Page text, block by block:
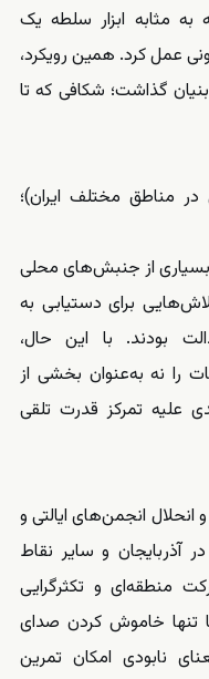
به‌ مثابه ابزار سلطه یک
عمل کرد. همین رویکرد،
گذاشت؛ شکافی که تا
مناطق مختلف ایران)؛
بسیاری از جنبش‌های محلی
برای دستیابی به
بودند. با این حال،
را نه به‌عنوان بخشی از
علیه تمرکز قدرت تلقی
پی کودتای رضا خان میر پنج در ۱۲۹۹ و انحلال انجمن‌های ایالتی و
و سایر نقاط
منطقه‌ای و تکثرگرایی
تنها خاموش کردن صدای
نابودی امکان تمرین